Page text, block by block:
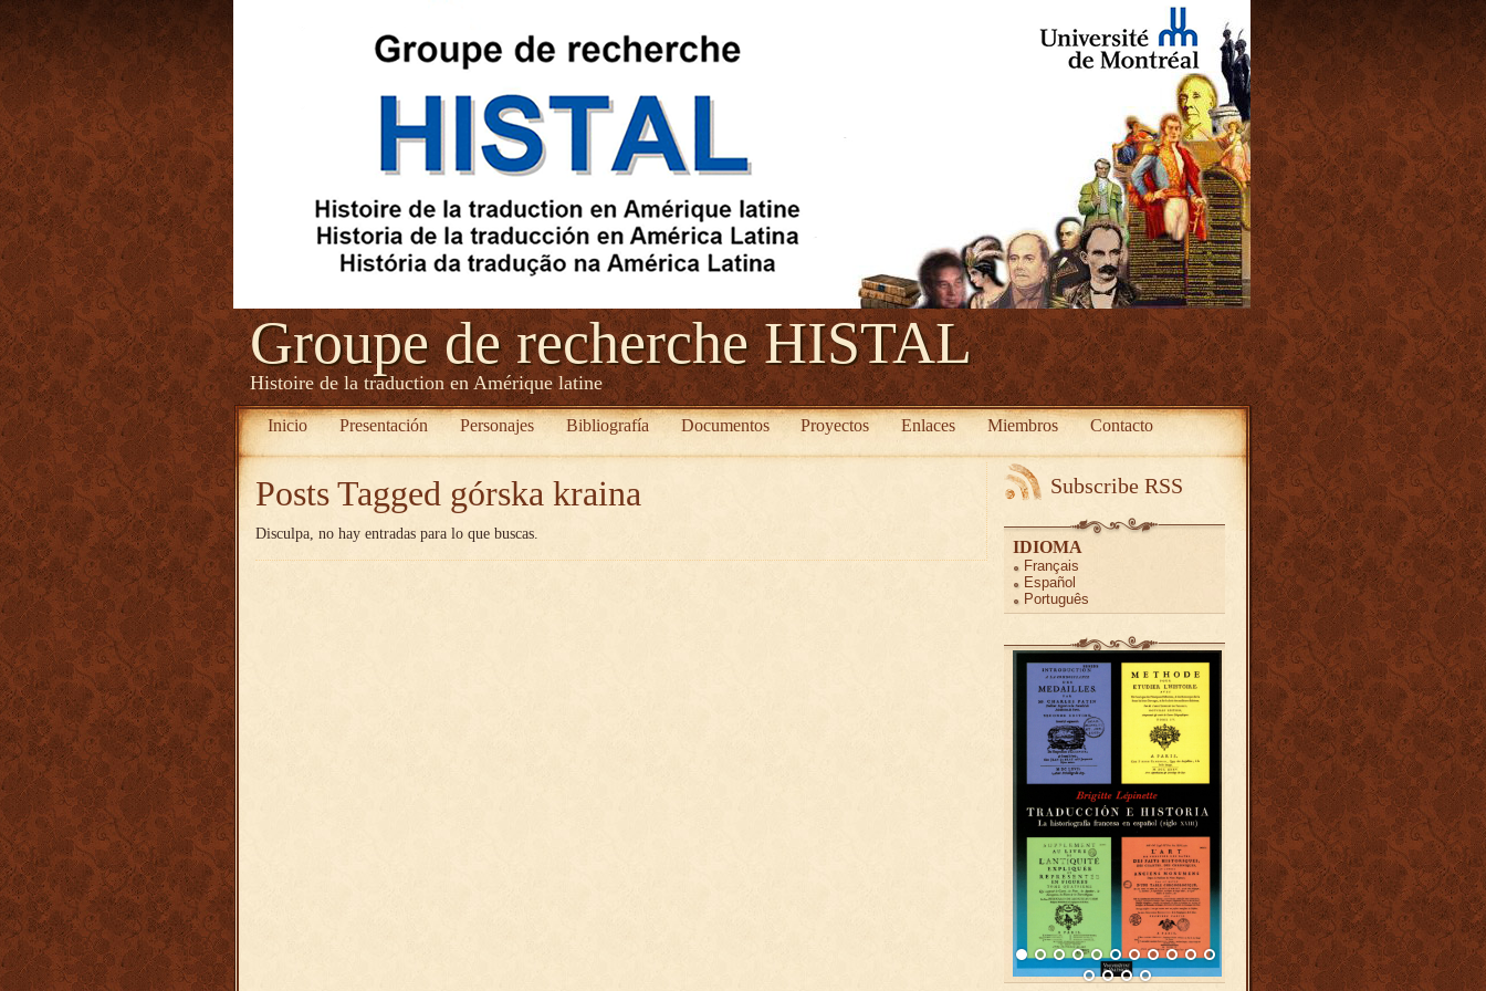
Groupe de recherche HISTAL
Histoire de la traduction en Amérique latine
Inicio Presentación Personajes Bibliografía Documentos Proyectos Enlaces Miembros Contacto
Posts Tagged górska kraina
Disculpa, no hay entradas para lo que buscas.
Subscribe RSS
IDIOMA
Français
Español
Português